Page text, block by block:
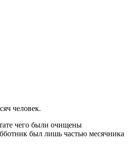
человек.
чего были очищены
был лишь частью месячника